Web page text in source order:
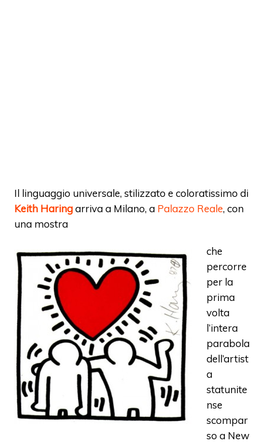
Il linguaggio universale, stilizzato e coloratissimo di
Keith Haringarriva a Milano, a Palazzo Reale, con
una mostra
che
percorre
per la
prima
volta
l’intera
parabola
dell’artist
a
statunite
nse
scompar
so a New